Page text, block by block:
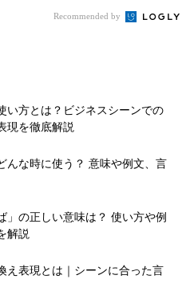
Recommended by
い方とは？ビジネスシーンでの
現を徹底解説
んな時に使う？ 意味や例文、言
」の正しい意味は？ 使い方や例
解説
え表現とは｜シーンに合った言